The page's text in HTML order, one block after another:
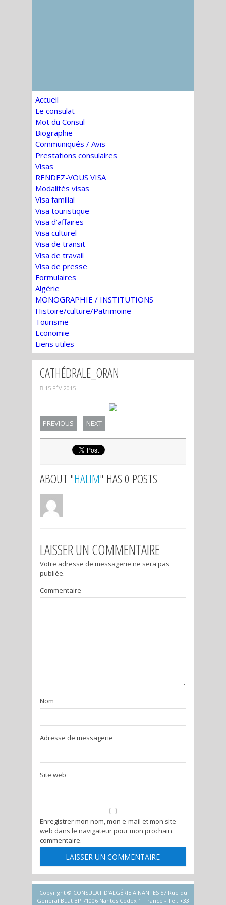
Accueil
Le consulat
Mot du Consul
Biographie
Communiqués / Avis
Prestations consulaires
Visas
RENDEZ-VOUS VISA
Modalités visas
Visa familial
Visa touristique
Visa d’affaires
Visa culturel
Visa de transit
Visa de travail
Visa de presse
Formulaires
Algérie
MONOGRAPHIE / INSTITUTIONS
Histoire/culture/Patrimoine
Tourisme
Economie
Liens utiles
CATHÉDRALE_ORAN
15 FÉV 2015
PREVIOUS NEXT
ABOUT "HALIM" HAS 0 POSTS
LAISSER UN COMMENTAIRE
Votre adresse de messagerie ne sera pas
publiée.
Commentaire
Nom
Adresse de messagerie
Site web
Enregistrer mon nom, mon e-mail et mon site
web dans le navigateur pour mon prochain
commentaire.
Copyright © CONSULAT D’ALGÉRIE A NANTES 57 Rue du
Général Buat BP 71006 Nantes Cedex 1. France - Tel. +33